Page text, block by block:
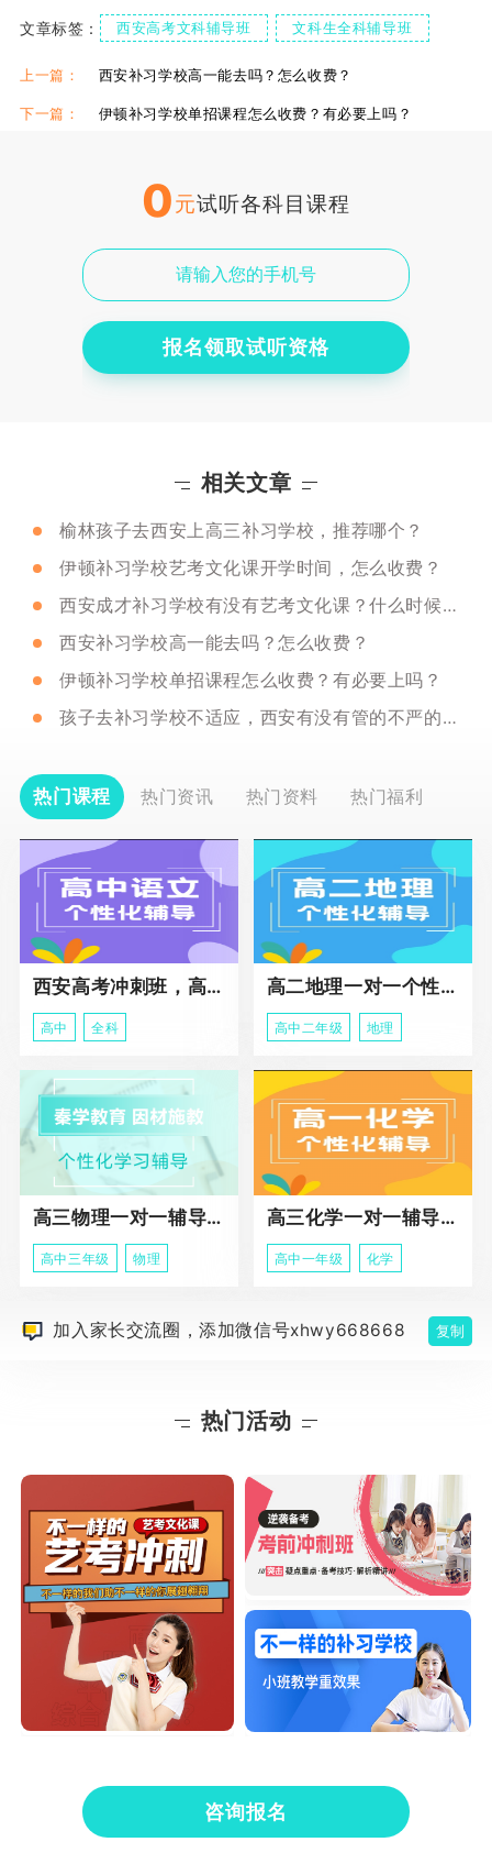
文章标签： 西安高考文科辅导班 文科生全科辅导班
上一篇： 西安补习学校高一能去吗？怎么收费？
下一篇： 伊顿补习学校单招课程怎么收费？有必要上吗？
0元试听各科目课程
报名领取试听资格
相关文章
榆林孩子去西安上高三补习学校，推荐哪个？
伊顿补习学校艺考文化课开学时间，怎么收费？
西安成才补习学校有没有艺考文化课？什么时候开学？
西安补习学校高一能去吗？怎么收费？
伊顿补习学校单招课程怎么收费？有必要上吗？
孩子去补习学校不适应，西安有没有管的不严的补习学校
热门课程 热门资讯 热门资料 热门福利
西安高考冲刺班，高三全科辅导
高中 全科
高二地理一对一个性化冲刺辅导课程
高中二年级 地理
高三物理一对一辅导课程
高中三年级 物理
高三化学一对一辅导课程
高中一年级 化学
加入家长交流圈，添加微信号xhwy668668 复制
热门活动
咨询报名